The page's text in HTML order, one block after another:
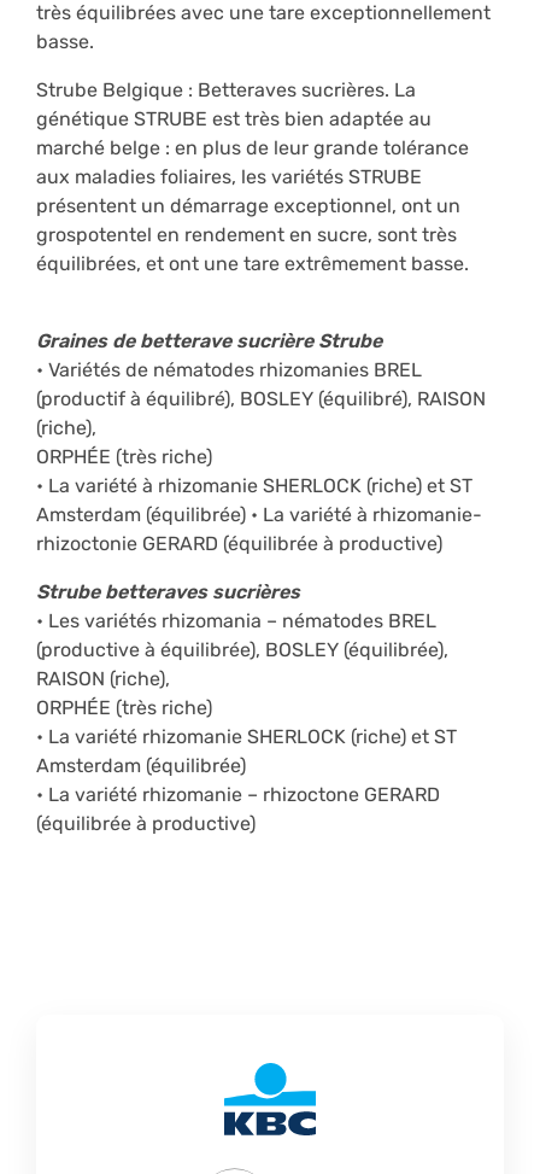
très équilibrées avec une tare exceptionnellement
basse.
Strube Belgique : Betteraves sucrières. La
génétique STRUBE est très bien adaptée au
marché belge : en plus de leur grande tolérance
aux maladies foliaires, les variétés STRUBE
présentent un démarrage exceptionnel, ont un
grospotentel en rendement en sucre, sont très
équilibrées, et ont une tare extrêmement basse.
Graines de betterave sucrière Strube
• Variétés de nématodes rhizomanies BREL
(productif à équilibré), BOSLEY (équilibré), RAISON
(riche),
ORPHÉE (très riche)
• La variété à rhizomanie SHERLOCK (riche) et ST
Amsterdam (équilibrée) • La variété à rhizomanie-
rhizoctonie GERARD (équilibrée à productive)
Strube betteraves sucrières
• Les variétés rhizomania – nématodes BREL
(productive à équilibrée), BOSLEY (équilibrée),
RAISON (riche),
ORPHÉE (très riche)
• La variété rhizomanie SHERLOCK (riche) et ST
Amsterdam (équilibrée)
• La variété rhizomanie – rhizoctone GERARD
(équilibrée à productive)